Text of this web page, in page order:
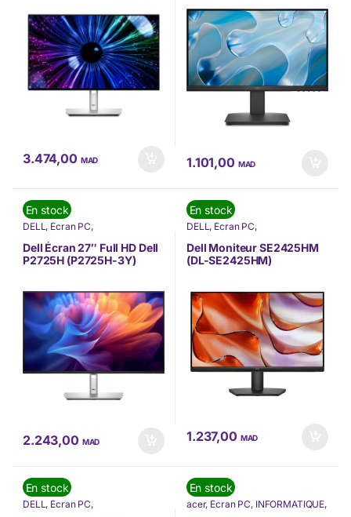
3.474,00 MAD 1.101,00 MAD
En stock
DELL, Écran PC,
Dell Écran 27″ Full HD Dell
P2725H (P2725H-3Y)
2.243,00 MAD
En stock
DELL, Écran PC,
Dell Moniteur SE2425HM
(DL-SE2425HM)
1.237,00 MAD
En stock
DELL, Écran PC,
En stock
acer, Écran PC, INFORMATIQUE,